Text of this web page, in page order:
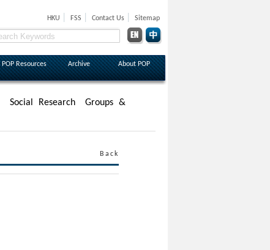
HKU FSS Contact Us Sitemap
POP Resources Archive About POP
Social Research
Groups &
Back